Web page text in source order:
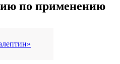
по применению